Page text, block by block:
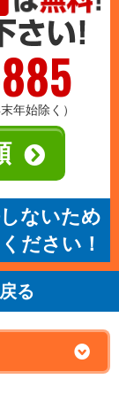
年始除く）
ないため
ださい！
る